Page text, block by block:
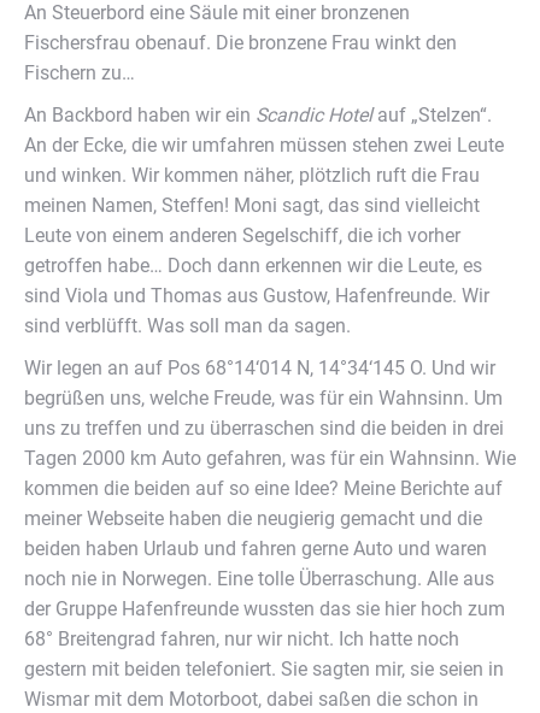
An Steuerbord eine Säule mit einer bronzenen
Fischersfrau obenauf. Die bronzene Frau winkt den
Fischern zu…
An Backbord haben wir ein Scandic Hotelauf „Stelzen“.
An der Ecke, die wir umfahren müssen stehen zwei Leute
und winken. Wir kommen näher, plötzlich ruft die Frau
meinen Namen, Steffen! Moni sagt, das sind vielleicht
Leute von einem anderen Segelschiff, die ich vorher
getroffen habe… Doch dann erkennen wir die Leute, es
sind Viola und Thomas aus Gustow, Hafenfreunde. Wir
sind verblüfft. Was soll man da sagen.
Wir legen an auf Pos 68°14‘014 N, 14°34‘145 O. Und wir
begrüßen uns, welche Freude, was für ein Wahnsinn. Um
uns zu treffen und zu überraschen sind die beiden in drei
Tagen 2000 km Auto gefahren, was für ein Wahnsinn. Wie
kommen die beiden auf so eine Idee? Meine Berichte auf
meiner Webseite haben die neugierig gemacht und die
beiden haben Urlaub und fahren gerne Auto und waren
noch nie in Norwegen. Eine tolle Überraschung. Alle aus
der Gruppe Hafenfreunde wussten das sie hier hoch zum
68° Breitengrad fahren, nur wir nicht. Ich hatte noch
gestern mit beiden telefoniert. Sie sagten mir, sie seien in
Wismar mit dem Motorboot, dabei saßen die schon in